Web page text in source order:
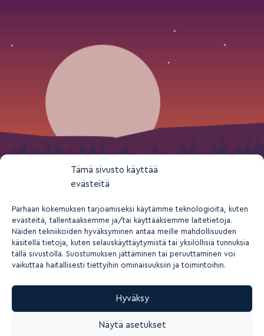
Tämä sivusto käyttää
evästeitä
Parhaan kokemuksen tarjoamiseksi käytämme teknologioita, kuten
evästeitä, tallentaaksemme ja/tai käyttääksemme laitetietoja.
Näiden tekniikoiden hyväksyminen antaa meille mahdollisuuden
käsitellä tietoja, kuten selauskäyttäytymistä tai yksilöllisiä tunnuksia
tällä sivustolla. Suostumuksen jättäminen tai peruuttaminen voi
vaikuttaa haitallisesti tiettyihin ominaisuuksiin ja toimintoihin.
Hyväksy
Näytä asetukset
2026 © Suomen nuorisokeskusyhdistys ry
Tietosuoja- ja yksityisyys Rekisteriseloste